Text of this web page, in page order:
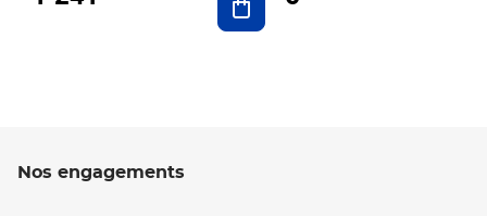
Nos engagements